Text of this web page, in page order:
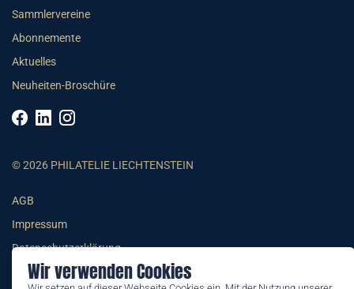
Wir verwenden Cookies
Sammlervereine
Abonnemente
Aktuelles
Neuheiten-Broschüre
© 2026 PHILATELIE LIECHTENSTEIN
AGB
Impressum
Datenschutzerklärung